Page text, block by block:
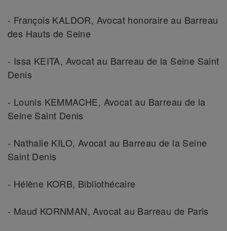
- François KALDOR, Avocat honoraire au Barreau
des Hauts de Seine
- Issa KEITA, Avocat au Barreau de la Seine Saint
Denis
- Lounis KEMMACHE, Avocat au Barreau de la
Seine Saint Denis
- Nathalie KILO, Avocat au Barreau de la Seine
Saint Denis
- Hélène KORB, Bibliothécaire
- Maud KORNMAN, Avocat au Barreau de Paris